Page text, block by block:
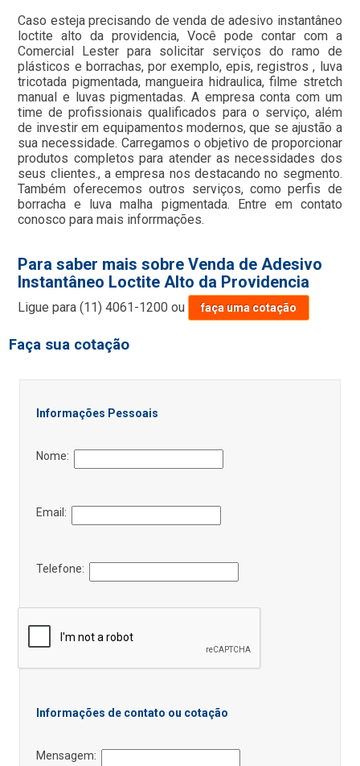
Caso esteja precisando de venda de adesivo instantâneo
loctite alto da providencia, Você pode contar com a
Comercial Lester para solicitar serviços do ramo de
plásticos e borrachas, por exemplo, epis, registros , luva
tricotada pigmentada, mangueira hidraulica, filme stretch
manual e luvas pigmentadas. A empresa conta com um
time de profissionais qualificados para o serviço, além
de investir em equipamentos modernos, que se ajustão a
sua necessidade. Carregamos o objetivo de proporcionar
produtos completos para atender as necessidades dos
seus clientes., a empresa nos destacando no segmento.
Também oferecemos outros serviços, como perfis de
borracha e luva malha pigmentada. Entre em contato
conosco para mais inforrmações.
Para saber mais sobre Venda de Adesivo
Instantâneo Loctite Alto da Providencia
Ligue para(11) 4061-1200 ou faça uma cotação
Faça sua cotação
Informações Pessoais
Nome:
Email:
Telefone:
Informações de contato ou cotação
Mensagem: